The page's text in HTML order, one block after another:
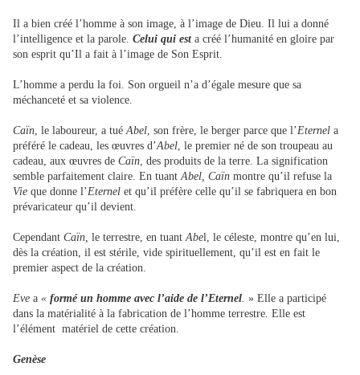
Il a bien créé l’homme à son image, à l’image de Dieu. Il lui a donné
l’intelligence et la parole. Celui qui esta créé l’humanité en gloire par
son esprit qu’Il a fait à l’image de Son Esprit.
L’homme a perdu la foi. Son orgueil n’a d’égale mesure que sa
méchanceté et sa violence.
Caïn , le laboureur, a tué Abel , son frère, le berger parce que l’Eternel a
préféré le cadeau, les œuvres d’Abel , le premier né de son troupeau au
cadeau, aux œuvres de Caïn , des produits de la terre. La signification
semble parfaitement claire. En tuant Abel, Caïn montre qu’il refuse la
Vie que donne l’Eternel et qu’il préfère celle qu’il se fabriquera en bon
prévaricateur qu’il devient.
Cependant Caïn, le terrestre, en tuant Abel, le céleste, montre qu’en lui,
dès la création, il est stérile, vide spirituellement, qu’il est en fait le
premier aspect de la création.
Eve a « formé un homme avec l’aide de l’Eternel » Elle a participé
dans la matérialité à la fabrication de l’homme terrestre. Elle est
l’élément matériel de cette création.
Genèse